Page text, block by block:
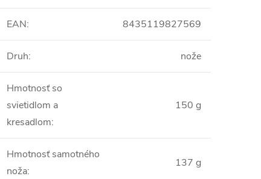
EAN: 8435119827569
Druh: nože
Hmotnosť so
svietidlom a
kresadlom:
150 g
Hmotnosť samotného
noža:
137 g